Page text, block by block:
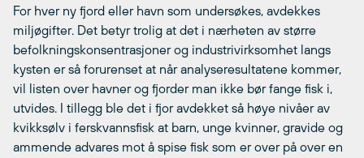
For hver ny fjord eller havn som undersøkes, avdekkes
miljøgifter. Det betyr trolig at det i nærheten av større
befolkningskonsentrasjoner og industrivirksomhet langs
kysten er så forurenset at når analyseresultatene kommer,
vil listen over havner og fjorder man ikke bør fange fisk i,
utvides. I tillegg ble det i fjor avdekket så høye nivåer av
kvikksølv i ferskvannsfisk at barn, unge kvinner, gravide og
ammende advares mot å spise fisk som er over på over en